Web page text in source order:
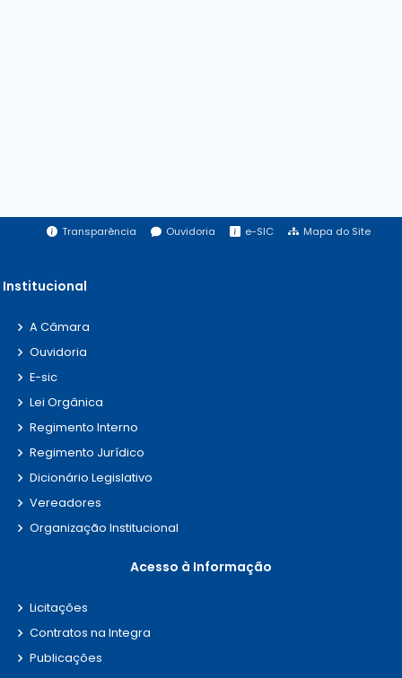
Transparência Ouvidoria e-SIC Mapa do Site
Institucional
A Câmara
Ouvidoria
E-sic
Lei Orgânica
Regimento Interno
Regimento Jurídico
Dicionário Legislativo
Vereadores
Organização Institucional
Acesso à Informação
Licitações
Contratos na Integra
Publicações